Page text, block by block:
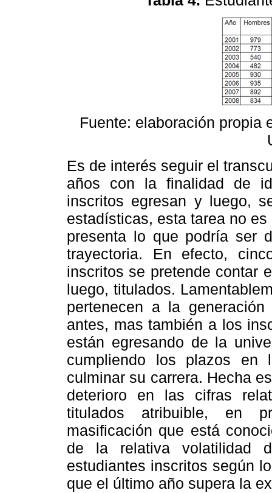
Fuente: elaboración propia
Es de interés seguir el
años con la finalidad de
inscritos egresan y luego,
estadísticas, esta tarea no
presenta lo que podría ser
trayectoria. En efecto,
inscritos se pretende contar
luego, titulados.
pertenecen a la
antes, mas también a los
están egresando de la
cumpliendo los plazos en
culminar su carrera. Hecha
deterioro en las cifras
titulados atribuible, en
masificación que está
de la relativa volatilidad
estudiantes inscritos según
que el último año supera la